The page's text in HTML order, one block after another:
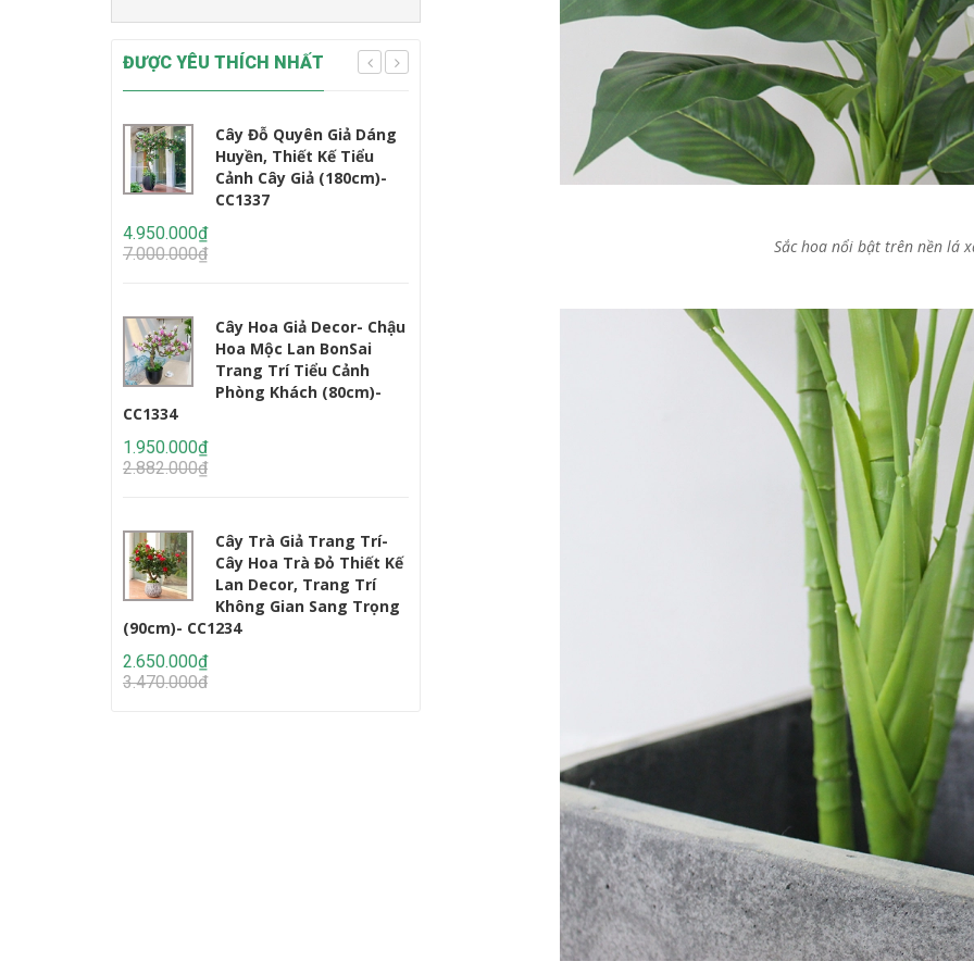
Sắc hoa nổi bật trên nền lá
ĐƯỢC YÊU THÍCH NHẤT
Cây Đỗ Quyên Giả Dáng
Huyền, Thiết Kế Tiểu
Cảnh Cây Giả (180cm)-
CC1337
4.950.000₫
7.000.000₫
Cây Hoa Giả Decor- Chậu
Hoa Mộc Lan BonSai
Trang Trí Tiểu Cảnh
Phòng Khách (80cm)-
CC1334
1.950.000₫
2.882.000₫
Cây Trà Giả Trang Trí-
Cây Hoa Trà Đỏ Thiết Kế
Lan Decor, Trang Trí
Không Gian Sang Trọng
(90cm)- CC1234
2.650.000₫
3.470.000₫
Cây Hoa Decor- Cây Hoa
Trà Giả Thiết Kế Căn Hộ,
Trang Trí Tinh Tế, Màu
Cây Hoa Thiết Kế- Cây
Đỗ Quyên Giả Thiết Kế
Tiểu Cảnh Căn Hộ Đẹp
4.647.000₫
Cây Giả Decor- Cây Hoa
Rum Giả Trang Trí Cửa
Hiệu Nổi Bật (140cm)-
CC1148
1.650.000₫
Cây Giả Decor- Cây Lan
Giả Trang Trí Tiểu Cảnh
Văn Phòng (165cm)-
CC1137